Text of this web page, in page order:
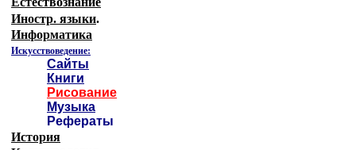
Иностр. языки.
Информатика
Искусствоведение:
Сайты
Книги
Рисование
Музыка
Рефераты
История